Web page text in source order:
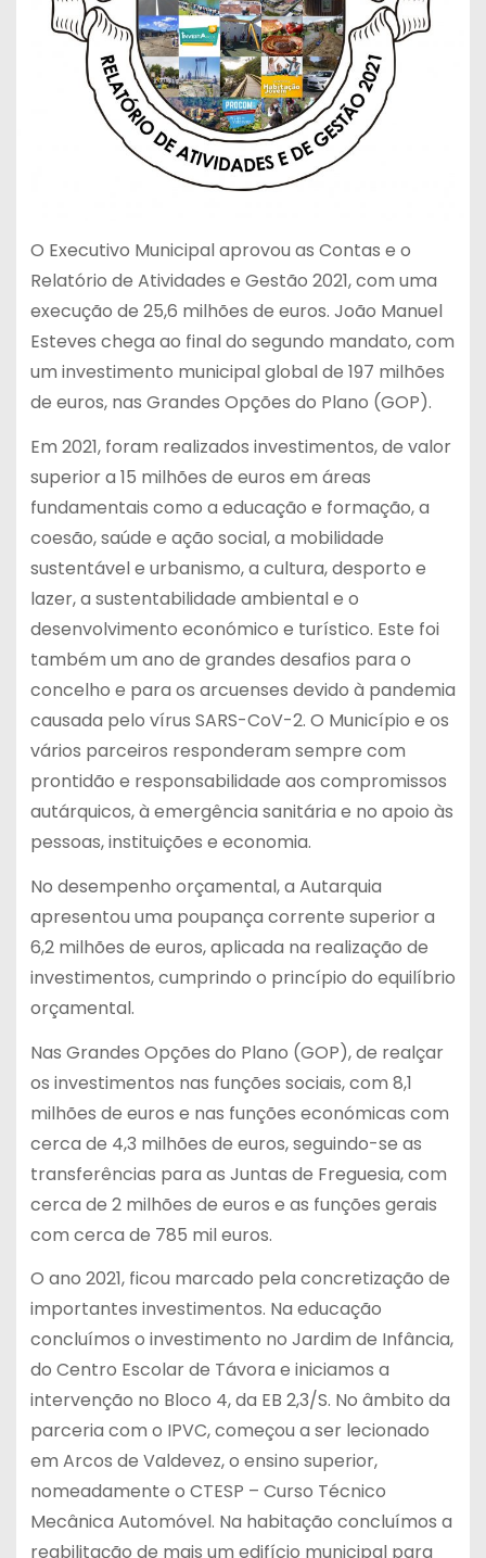
O Executivo Municipal aprovou as Contas e o
Relatório de Atividades e Gestão 2021, com uma
execução de 25,6 milhões de euros. João Manuel
Esteves chega ao final do segundo mandato, com
um investimento municipal global de 197 milhões
de euros, nas Grandes Opções do Plano (GOP).
Em 2021, foram realizados investimentos, de valor
superior a 15 milhões de euros em áreas
fundamentais como a educação e formação, a
coesão, saúde e ação social, a mobilidade
sustentável e urbanismo, a cultura, desporto e
lazer, a sustentabilidade ambiental e o
desenvolvimento económico e turístico. Este foi
também um ano de grandes desafios para o
concelho e para os arcuenses devido à pandemia
causada pelo vírus SARS-CoV-2. O Município e os
vários parceiros responderam sempre com
prontidão e responsabilidade aos compromissos
autárquicos, à emergência sanitária e no apoio às
pessoas, instituições e economia.
No desempenho orçamental, a Autarquia
apresentou uma poupança corrente superior a
6,2 milhões de euros, aplicada na realização de
investimentos, cumprindo o princípio do equilíbrio
orçamental.
Nas Grandes Opções do Plano (GOP), de realçar
os investimentos nas funções sociais, com 8,1
milhões de euros e nas funções económicas com
cerca de 4,3 milhões de euros, seguindo-se as
transferências para as Juntas de Freguesia, com
cerca de 2 milhões de euros e as funções gerais
com cerca de 785 mil euros.
O ano 2021, ficou marcado pela concretização de
importantes investimentos. Na educação
concluímos o investimento no Jardim de Infância,
do Centro Escolar de Távora e iniciamos a
intervenção no Bloco 4, da EB 2,3/S. No âmbito da
parceria com o IPVC, começou a ser lecionado
em Arcos de Valdevez, o ensino superior,
nomeadamente o CTESP – Curso Técnico
Mecânica Automóvel. Na habitação concluímos a
reabilitação de mais um edifício municipal para